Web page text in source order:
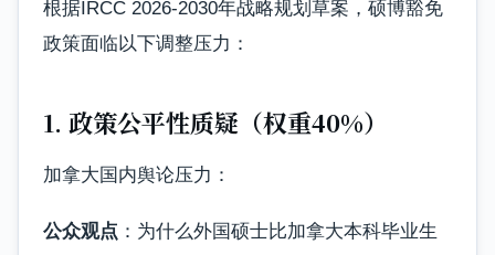
根据IRCC 2026-2030年战略规划草案，硕博豁免
政策面临以下调整压力：
1. 政策公平性质疑（权重40%）
加拿大国内舆论压力：
公众观点 ：为什么外国硕士比加拿大本科毕业生